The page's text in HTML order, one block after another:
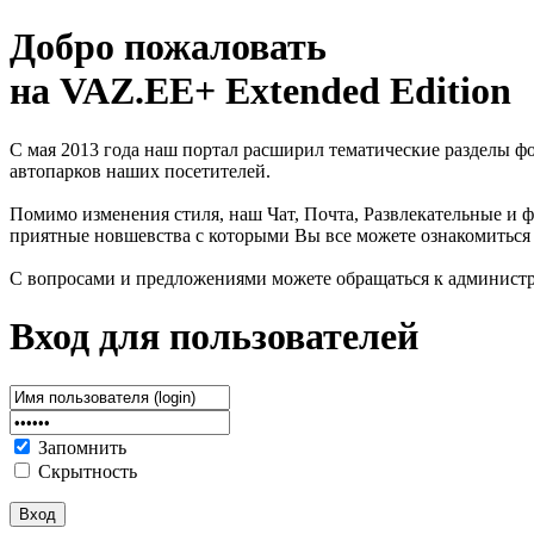
Добро пожаловать
на VAZ.EE+ Extended Edition
С мая 2013 года наш портал расширил тематические
автопарков наших посетителей.
Помимо изменения стиля, наш Чат, Почта, Развлекательные и
приятные новшевства с которыми Вы все можете
С вопросами и предложениями можете обращаться к
Вход для пользователей
Запомнить
Скрытность